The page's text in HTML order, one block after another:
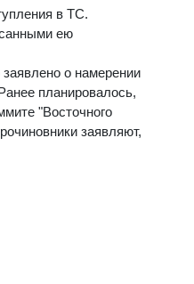
в ТС.
ею
о намерении
планировалось,
"Восточного
заявляют,